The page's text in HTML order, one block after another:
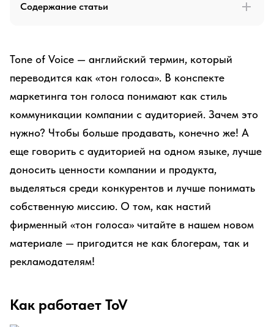
Содержание статьи
Tone of Voice — английский термин, который
переводится как «тон голоса». В конспекте
маркетинга тон голоса понимают как стиль
коммуникации компании с аудиторией. Зачем это
нужно? Чтобы больше продавать, конечно же! А
еще говорить с аудиторией на одном языке, лучше
доносить ценности компании и продукта,
выделяться среди конкурентов и лучше понимать
собственную миссию. О том, как настий
фирменный «тон голоса» читайте в нашем новом
материале — пригодится не как блогерам, так и
рекламодателям!
Как работает ToV